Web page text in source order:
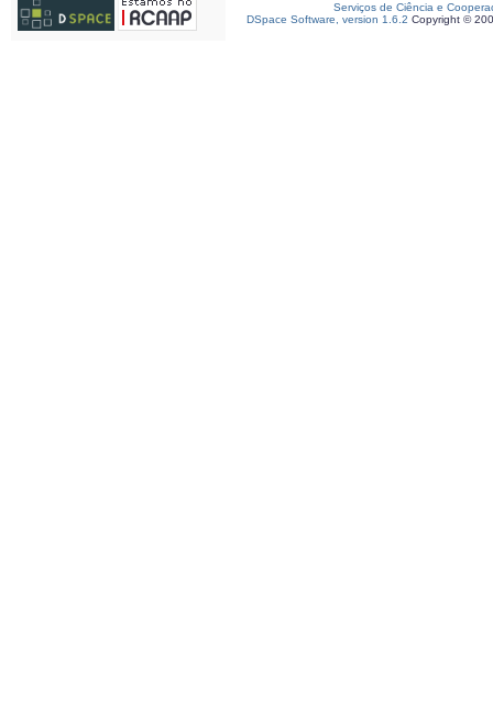
Serviços de Ciência e
DSpace Software, version 1.6.2 Copyright ©